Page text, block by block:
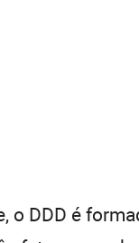
o DDD é